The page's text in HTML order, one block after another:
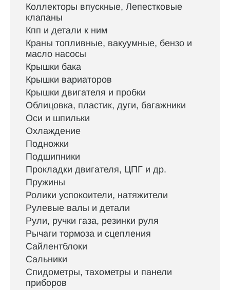
Коллекторы впускные, Лепестковые
клапаны
Кпп и детали к ним
Краны топливные, вакуумные, бензо и
масло насосы
Крышки бака
Крышки вариаторов
Крышки двигателя и пробки
Облицовка, пластик, дуги, багажники
Оси и шпильки
Охлаждение
Подножки
Подшипники
Прокладки двигателя, ЦПГ и др.
Пружины
Ролики успокоители, натяжители
Рулевые валы и детали
Рули, ручки газа, резинки руля
Рычаги тормоза и сцепления
Сайлентблоки
Сальники
Спидометры, тахометры и панели
приборов